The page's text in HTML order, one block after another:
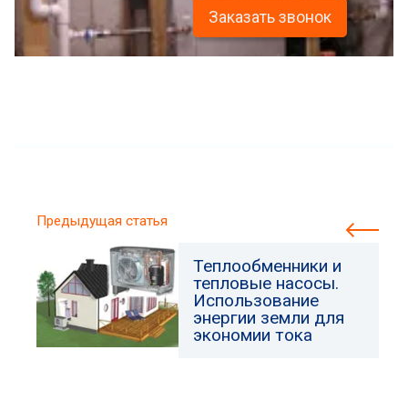
Заказать звонок
Предыдущая статья
Теплообменники и
тепловые насосы.
Использование
энергии земли для
экономии тока